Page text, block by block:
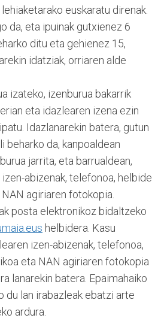
euskaratu direnak.
da, eta ipuinak gutxienez 6
ditu eta gehienez 15,
idatziak, orriaren alde
izateko, izenburua bakarrik
eta idazlearen izena ezin
Idazlanarekin batera, gutun
beharko da, kanpoaldean
jarrita, eta barrualdean,
abizenak, telefonoa, helbide
agiriaren fotokopia.
posta elektronikoz bidaltzeko
helbidera. Kasu
izen-abizenak, telefonoa,
eta NAN agiriaren fotokopia
lanarekin batera. Epaimahaiko
du lan irabazleak ebatzi arte
ardura.